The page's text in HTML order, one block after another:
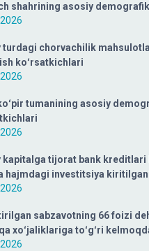
shahrining asosiy
turdagi chorvachilik
koʻrsatkichlari
tumanining asosiy
kapitalga tijorat bank kreditlari
hajmdagi investitsiya
sabzavotning 66 foizi
xoʻjaliklariga toʻgʻri